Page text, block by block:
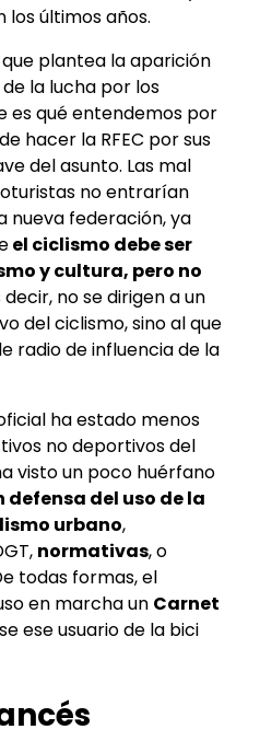
los últimos años.
plantea la aparición
la lucha por los
es qué entendemos por
hacer la RFEC por sus
del asunto. Las mal
no entrarían
nueva federación, ya
el ciclismo debe ser
y cultura, pero no
decir, no se dirigen a un
del ciclismo, sino al que
radio de influencia de la
ha estado menos
no deportivos del
visto un poco huérfano
del uso de la
urbano,
normativas, o
todas formas, el
en marcha un Carnet
ese usuario de la bici